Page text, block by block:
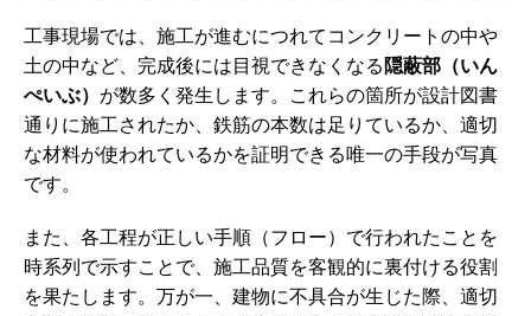
工事現場では、施工が進むにつれてコンクリートの中や
土の中など、完成後には目視できなくなる隠蔽部（いん
ぺいぶ） が数多く発生します。これらの箇所が設計図書
通りに施工されたか、鉄筋の本数は足りているか、適切
な材料が使われているかを証明できる唯一の手段が写真
です。
また、各工程が正しい手順（フロー）で行われたことを
時系列で示すことで、施工品質を客観的に裏付ける役割
を果たします。万が一、建物に不具合が生じた際、適切